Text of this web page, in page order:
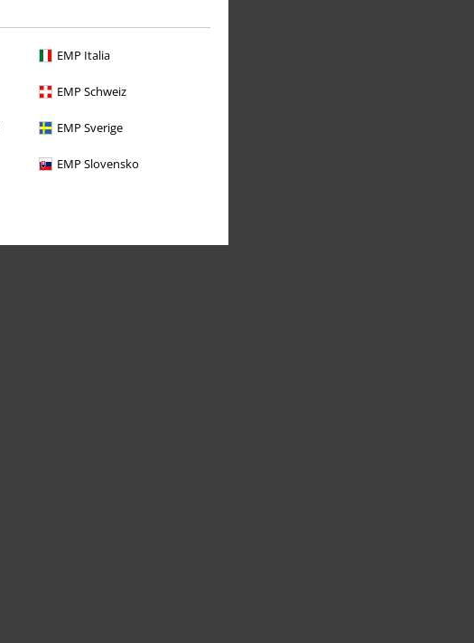
EMP Italia
EMP Schweiz
EMP Sverige
EMP Slovensko